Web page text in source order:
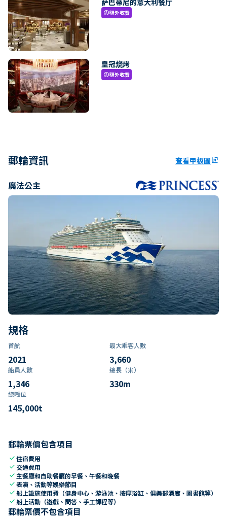
paid額外收費
皇冠烧烤
paid額外收費
郵輪資訊 查看甲板圖ungroup
魔法公主
規格
首航
2021
最大乘客人數
3,660
船員人數
1,346
總長（米）
330m
總噸位
145,000t
郵輪票價包含項目
check住宿費用
check 交通費用
check 主餐廳和自助餐廳的早餐、午餐和晚餐
check表演、活動等娛樂節目
check船上設施使用費（健身中心、游泳池、按摩浴缸、俱樂部酒廊、圖書館等）
check船上活動（遊戲、問答、手工課程等）
郵輪票價不包含項目